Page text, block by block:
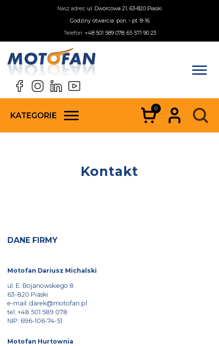
Nasz adres: ul. Dworcowa 21, 63-820 Piaski
Godziny otwarcia: pon. - pt. 8-16
Telefon: +48 501 589 078; 65 571 90 23
KATEGORIE
0
Kontakt
DANE FIRMY
Motofan Dariusz Michalski
ul. E. Bojanowskiego 8
63-820 Piaski
e-mail: darek@motofan.pl
tel: +48 501 589 078
NIP: 696-106-74-51
Motofan Hurtownia